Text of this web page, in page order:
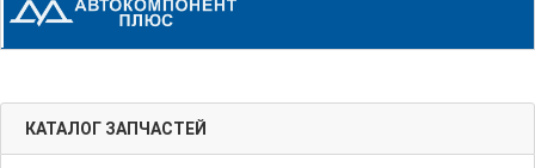
КАТАЛОГ ЗАПЧАСТЕЙ